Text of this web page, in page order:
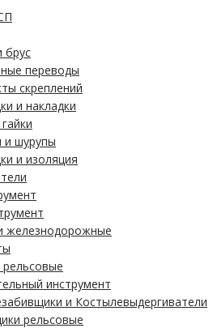
брус
переводы
скреплений
и накладки
и шурупы
и изоляция
железнодорожные
инструмент
и Костылевыдергиватели
рельсовые